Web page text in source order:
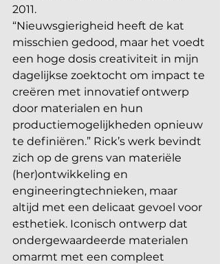
2011.
“Nieuwsgierigheid heeft de kat
misschien gedood, maar het voedt
een hoge dosis creativiteit in mijn
dagelijkse zoektocht om impact te
creëren met innovatief ontwerp
door materialen en hun
productiemogelijkheden opnieuw
te definiëren.” Rick’s werk bevindt
zich op de grens van materiële
(her)ontwikkeling en
engineeringtechnieken, maar
altijd met een delicaat gevoel voor
esthetiek. Iconisch ontwerp dat
ondergewaardeerde materialen
omarmt met een compleet